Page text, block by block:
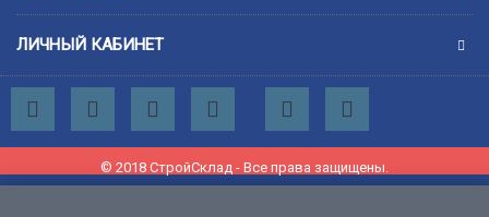
ЛИЧНЫЙ КАБИНЕТ
© 2018 СтройСклад - Все права защищены.